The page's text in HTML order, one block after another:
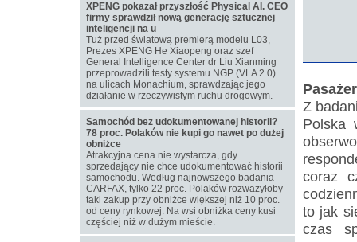
Z
Polska
coraz
to jak
czas
XPENG pokazał przyszłość Physical AI. CEO
firmy sprawdził nową generację sztucznej
inteligencji na u
Tuż przed światową premierą modelu L03,
Prezes XPENG He Xiaopeng oraz szef
General Intelligence Center dr Liu Xianming
przeprowadzili testy systemu NGP (VLA 2.0)
na ulicach Monachium, sprawdzając jego
działanie w rzeczywistym ruchu drogowym.
Samochód bez udokumentowanej historii?
78 proc. Polaków nie kupi go nawet po dużej
obniżce
Atrakcyjna cena nie wystarcza, gdy
sprzedający nie chce udokumentować historii
samochodu. Według najnowszego badania
CARFAX, tylko 22 proc. Polaków rozważyłoby
taki zakup przy obniżce większej niż 10 proc.
od ceny rynkowej. Na wsi obniżka ceny kusi
częściej niż w dużym mieście.